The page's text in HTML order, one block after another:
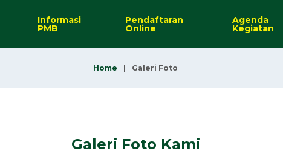
Informasi
PMB
Pendaftaran
Online
Agenda
Kegiatan
Home Galeri Foto
Galeri Foto Kami